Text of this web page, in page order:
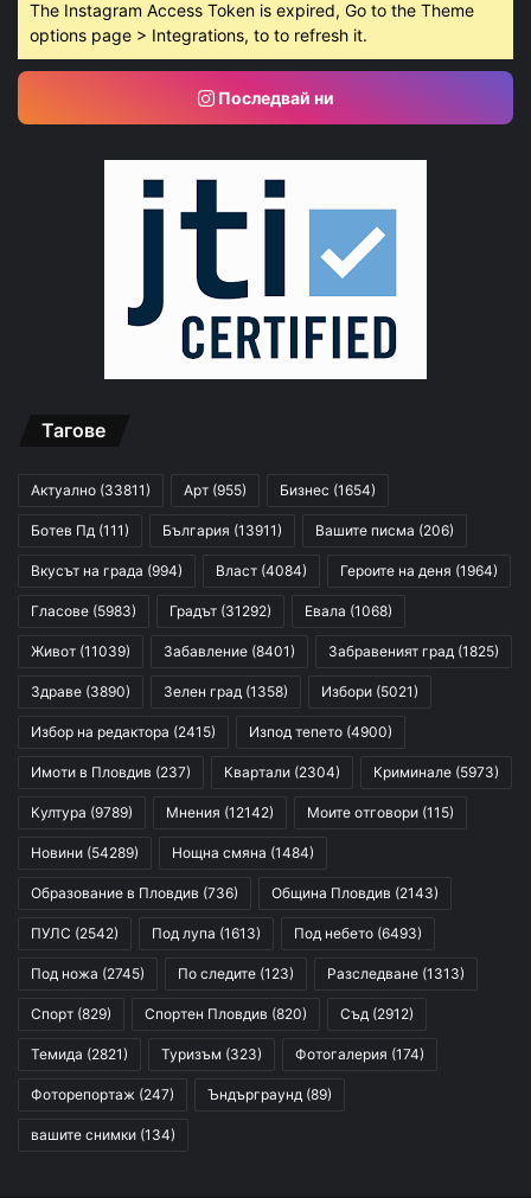
The Instagram Access Token is expired, Go to the Theme
options page > Integrations, to to refresh it.
Последвай ни
Тагове
Актуално (33811) Арт (955) Бизнес (1654)
Ботев Пд (111) България (13911) Вашите писма (206)
Вкусът на града (994) Власт (4084) Героите на деня (1964)
Гласове (5983) Градът (31292) Евала (1068)
Живот (11039) Забавление (8401) Забравеният град (1825)
Здраве (3890) Зелен град (1358) Избори (5021)
Избор на редактора (2415) Изпод тепето (4900)
Имоти в Пловдив (237) Квартали (2304) Криминале (5973)
Култура (9789) Мнения (12142) Моите отговори (115)
Новини (54289) Нощна смяна (1484)
Образование в Пловдив (736) Община Пловдив (2143)
ПУЛС (2542) Под лупа (1613) Под небето (6493)
Под ножа (2745) По следите (123) Разследване (1313)
Спорт (829) Спортен Пловдив (820) Съд (2912)
Темида (2821) Туризъм (323) Фотогалерия (174)
Фоторепортаж (247) Ъндърграунд (89)
вашите снимки (134)